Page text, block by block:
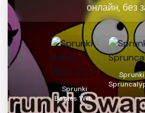
онлайн, без
Sprunki
Babies With
OC’s
Sprunki